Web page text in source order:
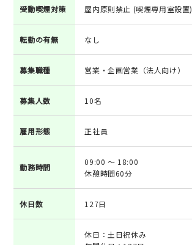
受動喫煙対策 屋内原則禁止 (喫煙専用室設置)
転勤の有無 なし
募集職種 営業・企画営業（法人向け）
募集人数 10名
雇用形態 正社員
勤務時間
09:00 ～ 18:00
休憩時間60分
休日数 127日
休日：土日祝休み